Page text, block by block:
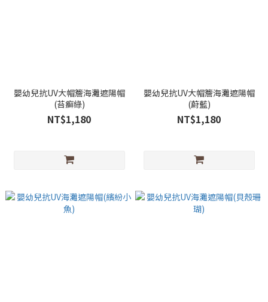
嬰幼兒抗UV大帽簷海灘遮陽帽
(苔癬綠)
NT$1,180
嬰幼兒抗UV大帽簷海灘遮陽帽
(蔚藍)
NT$1,180